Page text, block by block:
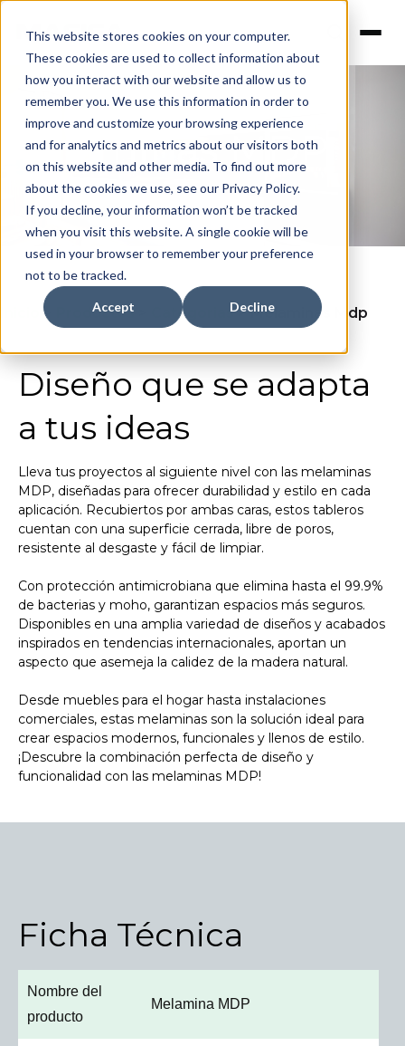
This website stores cookies on your computer.
These cookies are used to collect information about
how you interact with our website and allow us to
remember you. We use this information in order to
improve and customize your browsing experience
and for analytics and metrics about our visitors both
on this website and other media. To find out more
about the cookies we use, see our Privacy Policy.
If you decline, your information won’t be tracked
when you visit this website. A single cookie will be
used in your browser to remember your preference
not to be tracked.
Accept Decline
Melaminas MDP
> Productos Categorias>Melaminas Mdp
Diseño que se adapta
a tus ideas
Lleva tus proyectos al siguiente nivel con las melaminas
MDP, diseñadas para ofrecer durabilidad y estilo en cada
aplicación. Recubiertos por ambas caras, estos tableros
cuentan con una superficie cerrada, libre de poros,
resistente al desgaste y fácil de limpiar.
Con protección antimicrobiana que elimina hasta el 99.9%
de bacterias y moho, garantizan espacios más seguros.
Disponibles en una amplia variedad de diseños y acabados
inspirados en tendencias internacionales, aportan un
aspecto que asemeja la calidez de la madera natural.
Desde muebles para el hogar hasta instalaciones
comerciales, estas melaminas son la solución ideal para
crear espacios modernos, funcionales y llenos de estilo.
¡Descubre la combinación perfecta de diseño y
funcionalidad con las melaminas MDP!
Ficha Técnica
Nombre del
producto
Melamina MDP